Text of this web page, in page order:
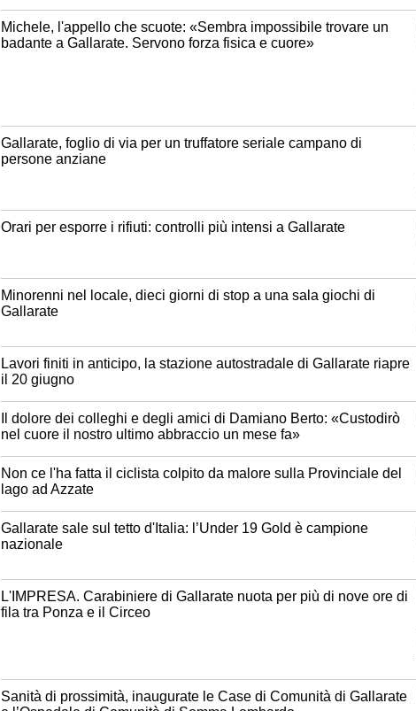
Michele, l'appello che scuote: «Sembra impossibile trovare un
badante a Gallarate. Servono forza fisica e cuore»
Gallarate, foglio di via per un truffatore seriale campano di
persone anziane
Orari per esporre i rifiuti: controlli più intensi a Gallarate
Minorenni nel locale, dieci giorni di stop a una sala giochi di
Gallarate
Lavori finiti in anticipo, la stazione autostradale di Gallarate riapre
il 20 giugno
Il dolore dei colleghi e degli amici di Damiano Berto: «Custodirò
nel cuore il nostro ultimo abbraccio un mese fa»
Non ce l'ha fatta il ciclista colpito da malore sulla Provinciale del
lago ad Azzate
Gallarate sale sul tetto d'Italia: l’Under 19 Gold è campione
nazionale
L'IMPRESA. Carabiniere di Gallarate nuota per più di nove ore di
fila tra Ponza e il Circeo
Sanità di prossimità, inaugurate le Case di Comunità di Gallarate